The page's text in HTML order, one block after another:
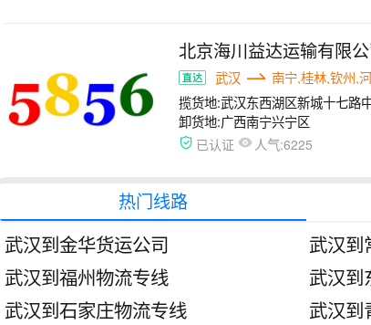
北京海川益达运输有限公
武汉
南宁,桂林,钦州,
揽货地:武汉东西湖区新城十七路
卸货地:广西南宁兴宁区
已认证 人气:6225
热门线路
武汉到金华货运公司 武汉到
武汉到福州物流专线
武汉到
武汉到石家庄物流专线
武汉到